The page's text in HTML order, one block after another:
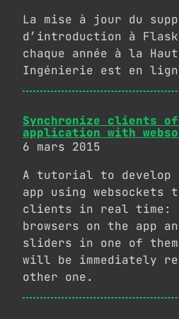
La mise à jour du
d’introduction à
chaque année à la
Ingénierie est en
Synchronize clients
application with
6 mars 2015
A tutorial to develop
app using websockets
clients in real time:
browsers on the app
sliders in one of
will be immediately
other one.